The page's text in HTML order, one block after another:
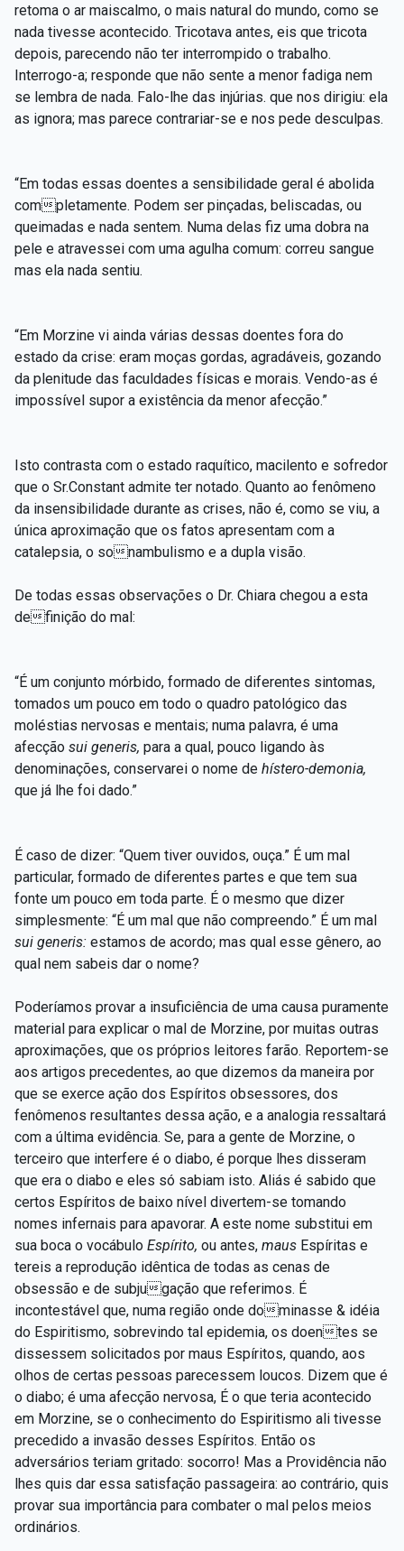
retoma o ar maiscalmo, o mais natural do mundo, como se
nada tivesse acontecido. Tricotava antes, eis que tricota
depois, parecendo não ter interrompido o trabalho.
Interrogo-a; responde que não sente a menor fadiga nem
se lembra de nada. Falo-lhe das injúrias. que nos dirigiu: ela
as ignora; mas parece contrariar-se e nos pede desculpas.
“Em todas essas doentes a sensibilidade geral é abolida
completamente. Podem ser pinçadas, beliscadas, ou
queimadas e nada sentem. Numa delas fiz uma dobra na
pele e atravessei com uma agulha comum: correu sangue
mas ela nada sentiu.
“Em Morzine vi ainda várias dessas doentes fora do
estado da crise: eram moças gordas, agradáveis, gozando
da plenitude das faculdades físicas e morais. Vendo-as é
impossível supor a existência da menor afecção.”
Isto contrasta com o estado raquítico, macilento e sofredor
que o Sr.Constant admite ter notado. Quanto ao fenômeno
da insensibilidade durante as crises, não é, como se viu, a
única aproximação que os fatos apresentam com a
catalepsia, o sonambulismo e a dupla visão.
De todas essas observações o Dr. Chiara chegou a esta
definição do mal:
“É um conjunto mórbido, formado de diferentes sintomas,
tomados um pouco em todo o quadro patológico das
moléstias nervosas e mentais; numa palavra, é uma
afecção sui generis, para a qual, pouco ligando às
denominações, conservarei o nome de hístero-demonia,
que já lhe foi dado.”
É caso de dizer: “Quem tiver ouvidos, ouça.” É um mal
particular, formado de diferentes partes e que tem sua
fonte um pouco em toda parte. É o mesmo que dizer
simplesmente: “É um mal que não compreendo.” É um mal
sui generis: estamos de acordo; mas qual esse gênero, ao
qual nem sabeis dar o nome?
Poderíamos provar a insuficiência de uma causa puramente
material para explicar o mal de Morzine, por muitas outras
aproximações, que os próprios leitores farão. Reportem-se
aos artigos precedentes, ao que dizemos da maneira por
que se exerce ação dos Espíritos obsessores, dos
fenômenos resultantes dessa ação, e a analogia ressaltará
com a última evidência. Se, para a gente de Morzine, o
terceiro que interfere é o diabo, é porque lhes disseram
que era o diabo e eles só sabiam isto. Aliás é sabido que
certos Espíritos de baixo nível divertem-se tomando
nomes infernais para apavorar. A este nome substitui em
sua boca o vocábulo Espírito, ou antes, maus Espíritas e
tereis a reprodução idêntica de todas as cenas de
obsessão e de subjugação que referimos. É
incontestável que, numa região onde dominasse & idéia
do Espiritismo, sobrevindo tal epidemia, os doentes se
dissessem solicitados por maus Espíritos, quando, aos
olhos de certas pessoas parecessem loucos. Dizem que é
o diabo; é uma afecção nervosa, É o que teria acontecido
em Morzine, se o conhecimento do Espiritismo ali tivesse
precedido a invasão desses Espíritos. Então os
adversários teriam gritado: socorro! Mas a Providência não
lhes quis dar essa satisfação passageira: ao contrário, quis
provar sua importância para combater o mal pelos meios
ordinários.